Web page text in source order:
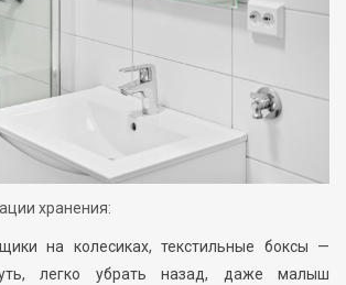
хранения:
на колесиках, текстильные боксы —
легко убрать назад, даже малыш